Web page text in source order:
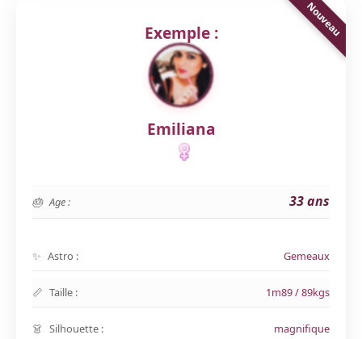
Exemple :
Emiliana
Age : 33 ans
Astro : Gemeaux
Taille : 1m89 / 89kgs
Silhouette : magnifique